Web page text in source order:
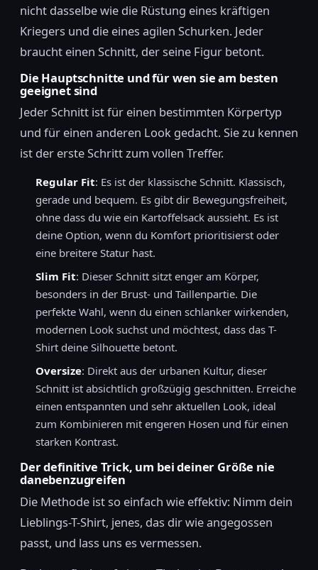
nicht dasselbe wie die Rüstung eines kräftigen
Kriegers und die eines agilen Schurken. Jeder
braucht einen Schnitt, der seine Figur betont.
Die Hauptschnitte und für wen sie am besten
geeignet sind
Jeder Schnitt ist für einen bestimmten Körpertyp
und für einen anderen Look gedacht. Sie zu kennen
ist der erste Schritt zum vollen Treffer.
Regular Fit: Es ist der klassische Schnitt. Klassisch,
gerade und bequem. Es gibt dir Bewegungsfreiheit,
ohne dass du wie ein Kartoffelsack aussieht. Es ist
deine Option, wenn du Komfort prioritisierst oder
eine breitere Statur hast.
Slim Fit: Dieser Schnitt sitzt enger am Körper,
besonders in der Brust- und Taillenpartie. Die
perfekte Wahl, wenn du einen schlanker wirkenden,
modernen Look suchst und möchtest, dass das T-
Shirt deine Silhouette betont.
Oversize: Direkt aus der urbanen Kultur, dieser
Schnitt ist absichtlich großzügig geschnitten. Erreiche
einen entspannten und sehr aktuellen Look, ideal
zum Kombinieren mit engeren Hosen und für einen
starken Kontrast.
Der definitive Trick, um bei deiner Größe nie
danebenzugreifen
Die Methode ist so einfach wie effektiv: Nimm dein
Lieblings-T-Shirt, jenes, das dir wie angegossen
passt, und lass uns es vermessen.